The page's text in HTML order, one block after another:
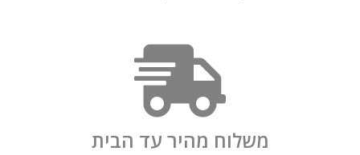
משלוח מהיר עד הבית